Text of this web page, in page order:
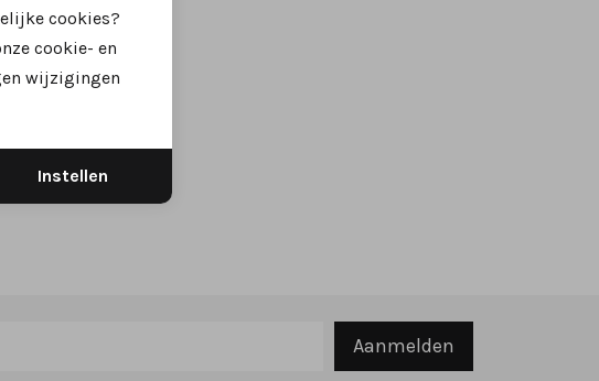
bruin
Aanmelden
cookies?
cookie- en
wijzigingen
Instellen